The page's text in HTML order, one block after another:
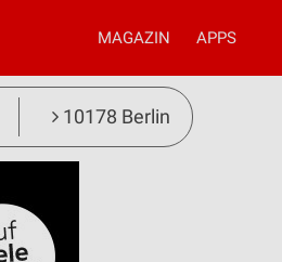
MAGAZIN APPS
10178 Berlin